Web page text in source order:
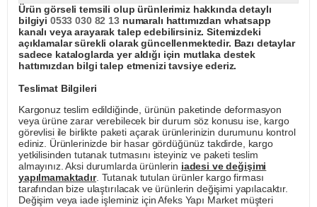
Ürün görseli temsili olup ürünlerimiz hakkında detaylı
bilgiyi 0533 030 82 13numaralı hattımızdan whatsapp
kanalı veya arayarak talep edebilirsiniz. Sitemizdeki
açıklamalar sürekli olarak güncellenmektedir. Bazı detaylar
sadece kataloglarda yer aldığı için mutlaka destek
hattımızdan bilgi talep etmenizi tavsiye ederiz.
Teslimat Bilgileri
Kargonuz teslim edildiğinde, ürünün paketinde deformasyon
veya ürüne zarar verebilecek bir durum söz konusu ise, kargo
görevlisi ile birlikte paketi açarak ürünlerinizin durumunu kontrol
ediniz. Ürünlerinizde bir hasar gördüğünüz takdirde, kargo
yetkilisinden tutanak tutmasını isteyiniz ve paketi teslim
almayınız. Aksi durumlarda ürünlerin iadesi ve değişimi
yapılmamaktadır. Tutanak tutulan ürünler kargo firması
tarafından bize ulaştırılacak ve ürünlerin değişimi yapılacaktır.
Değişim veya iade işleminiz için Afeks Yapı Market müşteri